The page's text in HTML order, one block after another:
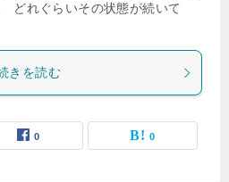
どれぐらいその状態が続いて
きを読む
0 0